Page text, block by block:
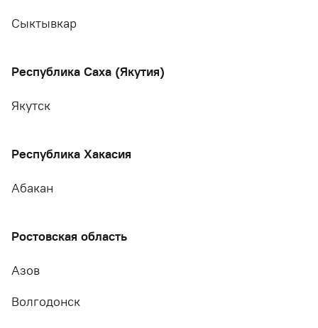
Сыктывкар
Республика Саха (Якутия)
Якутск
Республика Хакасия
Абакан
Ростовская область
Азов
Волгодонск